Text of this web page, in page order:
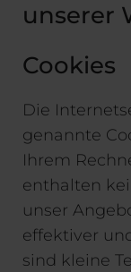
unserer
Cookies
Die
genannte
Ihrem
enthalten
unser
effektiver
sind kleine